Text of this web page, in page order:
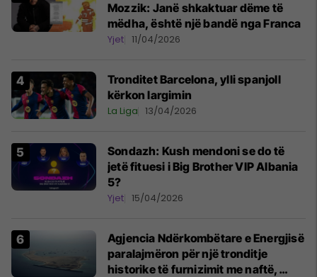
Mozzik: Janë shkaktuar dëme të
mëdha, është një bandë nga Franca
Yjet 11/04/2026
Tronditet Barcelona, ylli spanjoll
kërkon largimin
La Liga 13/04/2026
Sondazh: Kush mendoni se do të
jetë fituesi i Big Brother VIP Albania
5?
Yjet 15/04/2026
Agjencia Ndërkombëtare e Energjisë
paralajmëron për një tronditje
historike të furnizimit me naftë,